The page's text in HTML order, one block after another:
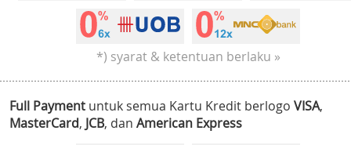
*) syarat & ketentuan berlaku »
Full Payment untuk semua Kartu Kredit berlogo VISA,
MasterCard, JCB, dan American Express